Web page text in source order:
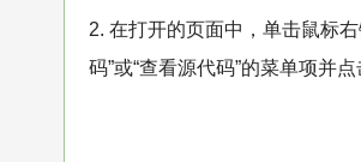
2. 在打开的页面中，单击鼠标
码”或“查看源代码”的菜单项并